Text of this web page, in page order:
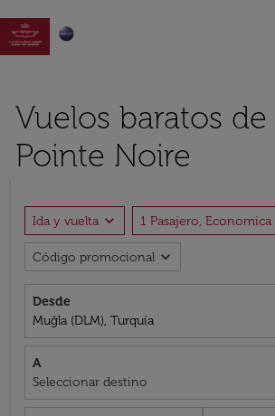

Vuelos baratos
Pointe Noire
Ida y vuelta expand_more 1 Pasajero, Economica
Código promocional expand_more
Desde
Muğla (DLM), Turquía
A
Seleccionar destino